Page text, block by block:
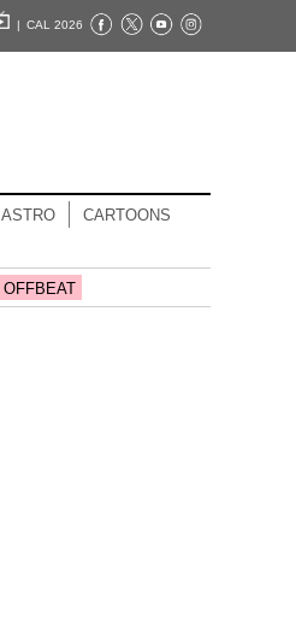
| CAL 2026
ASTRO CARTOONS
OFFBEAT